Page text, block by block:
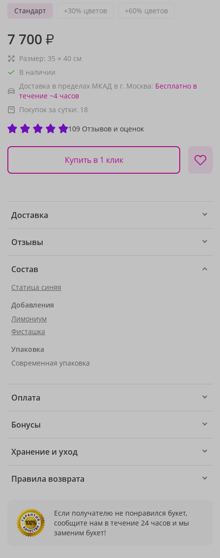
Стандарт
+30% цветов +60% цветов
7 700 ₽
Размер: 35 × 40 см
В наличии
Доставка в пределах МКАД в г. Москва: Бесплатно в
течение ~4 часов
Покупок за сутки: 18
109 Отзывов и оценок
Купить в 1 клик
Доставка
Отзывы
Состав
Статица синяя
Добавления
Лимониум
Фисташка
Упаковка
Современная упаковка
Оплата
Бонусы
Хранение и уход
Правила возврата
Если получателю не понравился букет,
сообщите нам в течение 24 часов и мы
заменим букет!